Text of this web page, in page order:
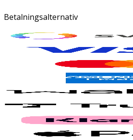
Betalningsalternativ